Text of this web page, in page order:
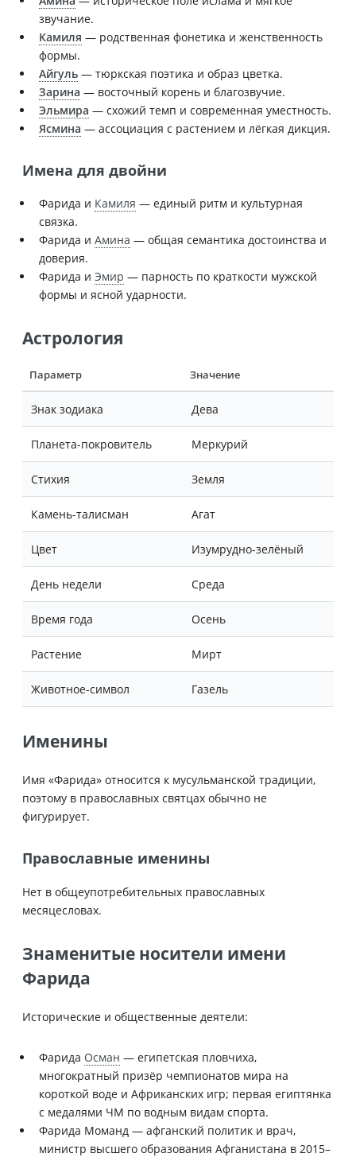
звучание.
Камиля — родственная фонетика и женственность
формы.
Айгуль — тюркская поэтика и образ цветка.
Зарина — восточный корень и благозвучие.
Эльмира — схожий темп и современная уместность.
Ясмина — ассоциация с растением и лёгкая дикция.
Имена для двойни
Фарида и Камиля — единый ритм и культурная
связка.
Фарида и Амина — общая семантика достоинства и
доверия.
Фарида и Эмир — парность по краткости мужской
формы и ясной ударности.
Астрология
Параметр Значение
Знак зодиака Дева
Планета-покровитель Меркурий
Стихия Земля
Камень-талисман Агат
Цвет Изумрудно-зелёный
День недели Среда
Время года Осень
Растение Мирт
Животное-символ Газель
Именины
Имя «Фарида» относится к мусульманской традиции,
поэтому в православных святцах обычно не
фигурирует.
Православные именины
Нет в общеупотребительных православных
месяцесловах.
Знаменитые носители имени
Фарида
Исторические и общественные деятели:
Фарида Осман — египетская пловчиха,
многократный призёр чемпионатов мира на
короткой воде и Африканских игр; первая египтянка
с медалями ЧМ по водным видам спорта.
Фарида Моманд — афганский политик и врач,
министр высшего образования Афганистана в 2015–